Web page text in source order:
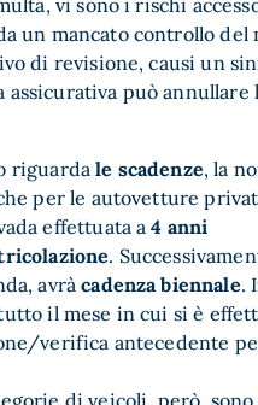
vi sono i rischi
un mancato controllo del
di revisione, causi un
assicurativa può annullare
riguardale scadenze, la
per le autovetture
effettuata a4 anni
.
avràcadenza biennale.
il mese in cui si è
verifica antecedente